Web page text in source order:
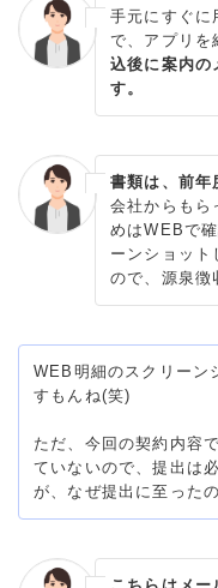
手元にすぐに
で、アプリを
込後に案内の
す。
書類は、前年
会社からもら
めはWEBで
ーンショット
ので、源泉徴
WEB明細のスクリーン
すもんね(笑)
ただ、今回の契約内容
ていないので、提出は
が、なぜ提出に至った